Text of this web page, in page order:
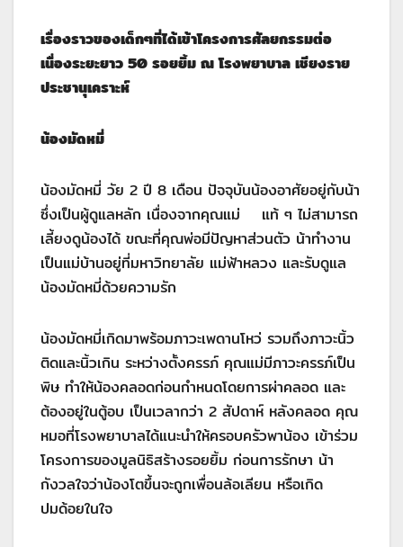
เรื่องราวของเด็กๆที่ได้เข้าโครงการศัลยกรรมต่อ
เนื่องระยะยาว 50 รอยยิ้ม ณ โรงพยาบาล เชียงราย
ประชานุเคราะห์
น้องมัดหมี่
น้องมัดหมี่ วัย 2 ปี 8 เดือน ปัจจุบันน้องอาศัยอยู่กับน้า
ซึ่งเป็นผู้ดูแลหลัก เนื่องจากคุณแม่ แท้ ๆ ไม่สามารถ
เลี้ยงดูน้องได้ ขณะที่คุณพ่อมีปัญหาส่วนตัว น้าทำงาน
เป็นแม่บ้านอยู่ที่มหาวิทยาลัย แม่ฟ้าหลวง และรับดูแล
น้องมัดหมี่ด้วยความรัก
น้องมัดหมี่เกิดมาพร้อมภาวะเพดานโหว่ รวมถึงภาวะนิ้ว
ติดและนิ้วเกิน ระหว่างตั้งครรภ์ คุณแม่มีภาวะครรภ์เป็น
พิษ ทำให้น้องคลอดก่อนกำหนดโดยการผ่าคลอด และ
ต้องอยู่ในตู้อบ เป็นเวลากว่า 2 สัปดาห์ หลังคลอด คุณ
หมอที่โรงพยาบาลได้แนะนำให้ครอบครัวพาน้อง เข้าร่วม
โครงการของมูลนิธิสร้างรอยยิ้ม ก่อนการรักษา น้า
กังวลใจว่าน้องโตขึ้นจะถูกเพื่อนล้อเลียน หรือเกิด
ปมด้อยในใจ